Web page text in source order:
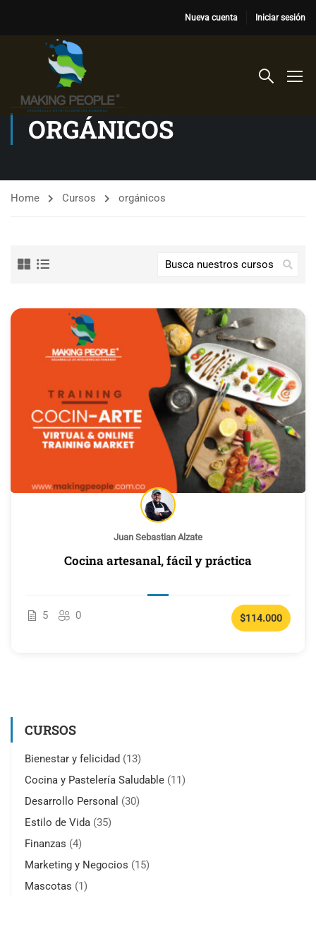
Nueva cuenta Iniciar sesión
ORGÁNICOS
Home Cursos orgánicos
Juan Sebastian Alzate
Cocina artesanal, fácil y práctica
5 0 $114.000
CURSOS
Bienestar y felicidad (13)
Cocina y Pastelería Saludable (11)
Desarrollo Personal (30)
Estilo de Vida (35)
Finanzas (4)
Marketing y Negocios (15)
Mascotas (1)